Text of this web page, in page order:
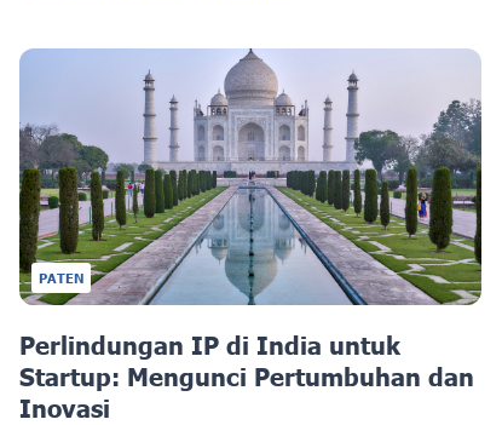
PATEN
Perlindungan IP di India untuk
Startup: Mengunci Pertumbuhan dan
Inovasi